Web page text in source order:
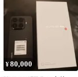
フリー【377】
¥80,000